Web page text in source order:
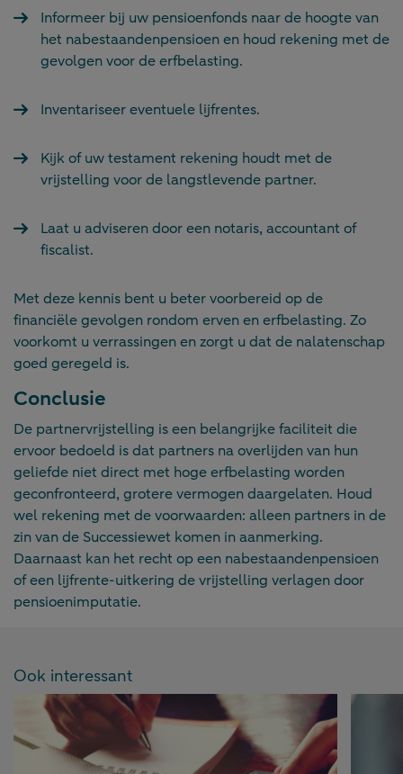
Informeer bij uw pensioenfonds naar de hoogte van
het nabestaandenpensioen en houd rekening met de
gevolgen voor de erfbelasting.
Inventariseer eventuele lijfrentes.
Kijk of uw testament rekening houdt met de
vrijstelling voor de langstlevende partner.
Laat u adviseren door een notaris, accountant of
fiscalist.
Met deze kennis bent u beter voorbereid op de
financiële gevolgen rondom erven en erfbelasting. Zo
voorkomt u verrassingen en zorgt u dat de nalatenschap
goed geregeld is.
Conclusie
De partnervrijstelling is een belangrijke faciliteit die
ervoor bedoeld is dat partners na overlijden van hun
geliefde niet direct met hoge erfbelasting worden
geconfronteerd, grotere vermogen daargelaten. Houd
wel rekening met de voorwaarden: alleen partners in de
zin van de Successiewet komen in aanmerking.
Daarnaast kan het recht op een nabestaandenpensioen
of een lijfrente-uitkering de vrijstelling verlagen door
pensioenimputatie.
Ook interessant